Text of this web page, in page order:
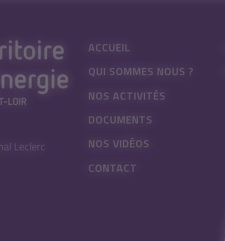
Leclerc
ACCUEIL
QUI SOMMES NOUS ?
NOS ACTIVITÉS
DOCUMENTS
NOS VIDÉOS
CONTACT